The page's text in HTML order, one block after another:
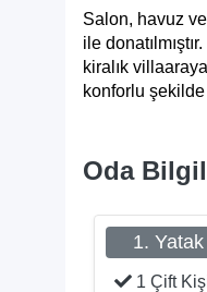
Salon, havuz
ile
kiralık villa
konforlu şekilde
Oda
1. Yatak
1 Çift